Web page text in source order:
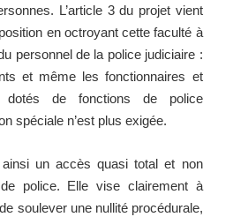
L’article 3 du projet vient
en octroyant cette faculté à
personnel de la police judiciaire :
et même les fonctionnaires et
dotés de fonctions de police
spéciale n’est plus exigée.
un accès quasi total et non
police. Elle vise clairement à
soulever une nullité procédurale,